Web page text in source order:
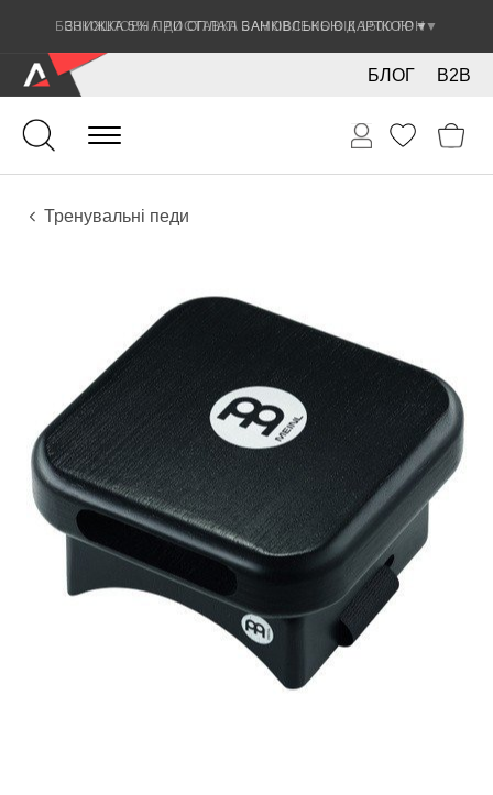
ЗНИЖКА 5% ПРИ ОПЛАТІ БАНКІВСЬКОЮ КАРТКОЮ ▼
B2B
БЛОГ
Ударні
Тарілки
Аксесуари
Тренувальні педи